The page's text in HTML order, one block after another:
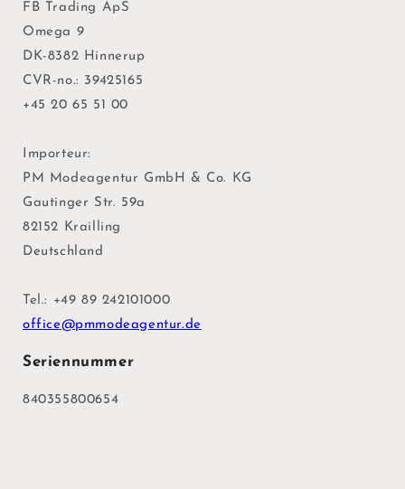
FB Trading ApS
Omega 9
DK-8382 Hinnerup
CVR-no.: 39425165
+45 20 65 51 00
Importeur:
PM Modeagentur GmbH & Co. KG
Gautinger Str. 59a
82152 Krailling
Deutschland
Tel.: +49 89 242101000
office@pmmodeagentur.de
Seriennummer
840355800654